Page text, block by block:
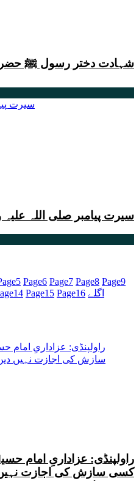
شہادت دختر رسول ﷺ
سیرت پیامبر صلی اللہ علیہ
5 Page6 Page7 Page8 Page9
14 Page15 Page16 اگلے
راولپنڈی: عزاداریِ امام
کسی سازش کی اجازت نہیں